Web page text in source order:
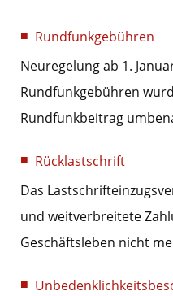
Rundfunkgebühren
Neuregelung ab 1.
Rundfunkgebühren
Rundfunkbeitrag
Rücklastschrift
Das
und weitverbreitete
Geschäftsleben nicht